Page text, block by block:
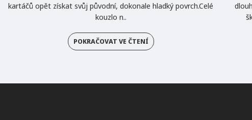
kartáčů opět získat svůj původní, dokonale hladký povrch.Celé
kouzlo n..
POKRAČOVAT VE ČTENÍ